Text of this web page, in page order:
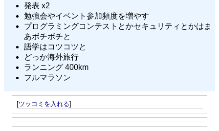
発表 x2
勉強会やイベント参加頻度を増やす
プログラミングコンテストとかセキュリティとかはま
あボチボチと
語学はコツコツと
どっか海外旅行
ランニング 400km
フルマラソン
[ツッコミを入れる]